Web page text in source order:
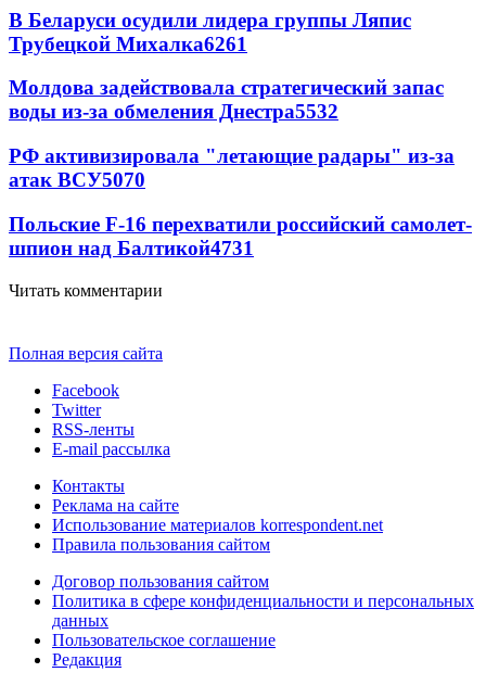
В Беларуси осудили лидера группы Ляпис
Трубецкой Михалка6261
Молдова задействовала стратегический запас
воды из-за обмеления Днестра5532
РФ активизировала "летающие радары" из-за
атак ВСУ5070
Польские F-16 перехватили российский самолет-
шпион над Балтикой4731
Читать комментарии
Полная версия сайта
Facebook
Twitter
RSS-ленты
E-mail рассылка
Контакты
Реклама на сайте
Использование материалов korrespondent.net
Правила пользования сайтом
Договор пользования сайтом
Политика в сфере конфиденциальности и персональных
данных
Пользовательское соглашение
Редакция